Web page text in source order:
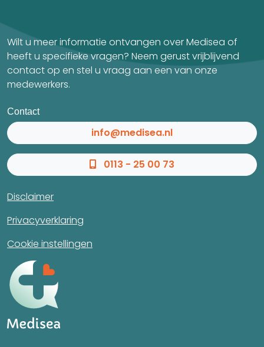
Wilt u meer informatie ontvangen over Medisea of
heeft u specifieke vragen? Neem gerust vrijblijvend
contact op en stel u vraag aan een van onze
medewerkers.
Contact
info@medisea.nl
0113 - 25 00 73
Disclaimer
Privacyverklaring
Cookie instellingen